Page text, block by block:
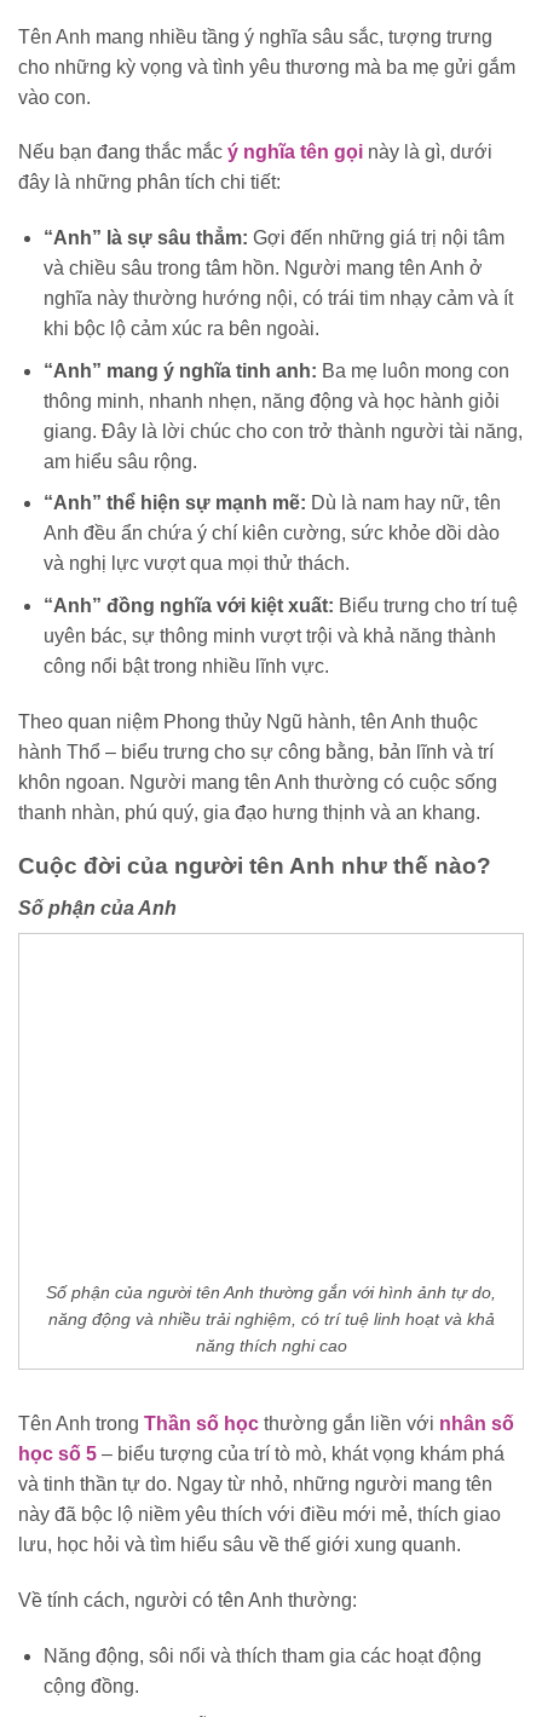
Tên Anh mang nhiều tầng ý nghĩa sâu sắc, tượng trưng
cho những kỳ vọng và tình yêu thương mà ba mẹ gửi gắm
vào con.
Nếu bạn đang thắc mắc ý nghĩa tên gọi này là gì, dưới
đây là những phân tích chi tiết:
“Anh” là sự sâu thẳm: Gợi đến những giá trị nội tâm
và chiều sâu trong tâm hồn. Người mang tên Anh ở
nghĩa này thường hướng nội, có trái tim nhạy cảm và ít
khi bộc lộ cảm xúc ra bên ngoài.
“Anh” mang ý nghĩa tinh anh: Ba mẹ luôn mong con
thông minh, nhanh nhẹn, năng động và học hành giỏi
giang. Đây là lời chúc cho con trở thành người tài năng,
am hiểu sâu rộng.
“Anh” thể hiện sự mạnh mẽ: Dù là nam hay nữ, tên
Anh đều ẩn chứa ý chí kiên cường, sức khỏe dồi dào
và nghị lực vượt qua mọi thử thách.
“Anh” đồng nghĩa với kiệt xuất: Biểu trưng cho trí tuệ
uyên bác, sự thông minh vượt trội và khả năng thành
công nổi bật trong nhiều lĩnh vực.
Theo quan niệm Phong thủy Ngũ hành, tên Anh thuộc
hành Thổ – biểu trưng cho sự công bằng, bản lĩnh và trí
khôn ngoan. Người mang tên Anh thường có cuộc sống
thanh nhàn, phú quý, gia đạo hưng thịnh và an khang.
Cuộc đời của người tên Anh như thế nào?
Số phận của Anh
Số phận của người tên Anh thường gắn với hình ảnh tự do,
năng động và nhiều trải nghiệm, có trí tuệ linh hoạt và khả
năng thích nghi cao
Tên Anh trong Thần số học thường gắn liền với nhân số
học số 5 – biểu tượng của trí tò mò, khát vọng khám phá
và tinh thần tự do. Ngay từ nhỏ, những người mang tên
này đã bộc lộ niềm yêu thích với điều mới mẻ, thích giao
lưu, học hỏi và tìm hiểu sâu về thế giới xung quanh.
Về tính cách, người có tên Anh thường:
Năng động, sôi nổi và thích tham gia các hoạt động
cộng đồng.